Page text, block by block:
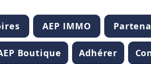
AEP IMMO
Boutique Adhérer